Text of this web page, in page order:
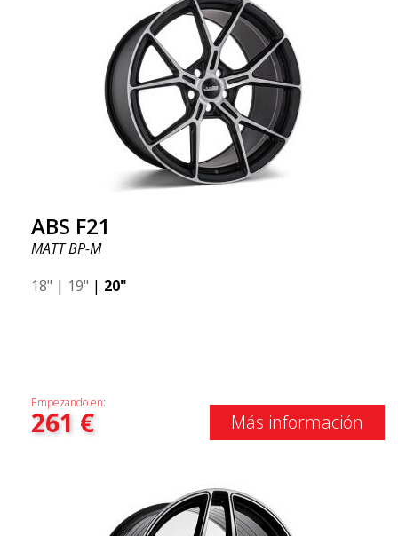
ABS F21
MATT BP-M
18" | 19" | 20"
Empezando en:
261 € Más información